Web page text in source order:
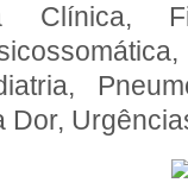
Clínica,
Dor,